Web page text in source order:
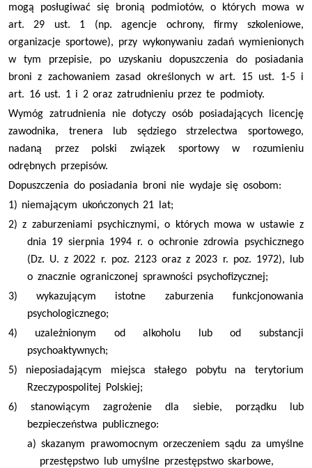
mogą posługiwać się bronią podmiotów, o których mowa w
art. 29 ust. 1 (np. agencje ochrony, firmy szkoleniowe,
organizacje sportowe), przy wykonywaniu zadań wymienionych
w tym przepisie, po uzyskaniu dopuszczenia do posiadania
broni z zachowaniem zasad określonych w art. 15 ust. 1-5 i
art. 16 ust. 1 i 2 oraz zatrudnieniu przez te podmioty.
Wymóg zatrudnienia nie dotyczy osób posiadających licencję
zawodnika, trenera lub sędziego strzelectwa sportowego,
nadaną przez polski związek sportowy w rozumieniu
odrębnych przepisów.
Dopuszczenia do posiadania broni nie wydaje się osobom:
1) niemającym ukończonych 21 lat;
2) z zaburzeniami psychicznymi, o których mowa w ustawie z
dnia 19 sierpnia 1994 r. o ochronie zdrowia psychicznego
(Dz. U. z 2022 r. poz. 2123 oraz z 2023 r. poz. 1972), lub
o znacznie ograniczonej sprawności psychofizycznej;
3) wykazującym istotne zaburzenia funkcjonowania
psychologicznego;
4) uzależnionym od alkoholu lub od substancji
psychoaktywnych;
5) nieposiadającym miejsca stałego pobytu na terytorium
Rzeczypospolitej Polskiej;
6) stanowiącym zagrożenie dla siebie, porządku lub
bezpieczeństwa publicznego:
a) skazanym prawomocnym orzeczeniem sądu za umyślne
przestępstwo lub umyślne przestępstwo skarbowe,